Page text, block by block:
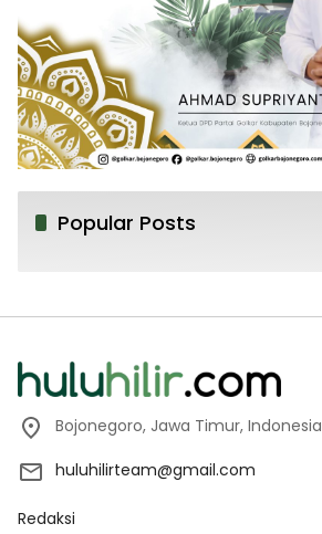
Popular Posts
Bojonegoro, Jawa Timur, Indonesia
huluhilirteam@gmail.com
Redaksi